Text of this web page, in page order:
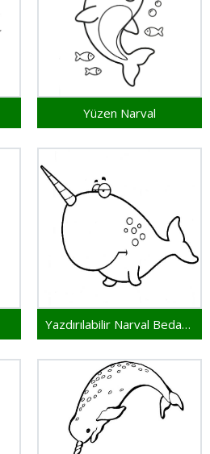
Yüzen Narval
Yazdırılabilir Narval Bedava